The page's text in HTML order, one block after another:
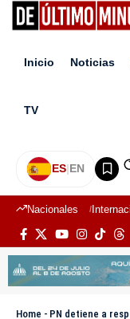
Inicio Noticias
TV
ES|EN
Nacionales
Home - PN detiene a